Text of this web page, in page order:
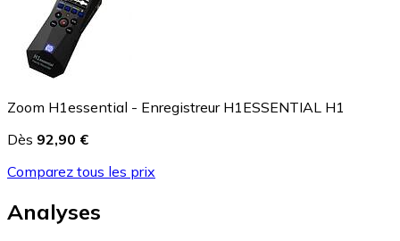
Zoom H1essential - Enregistreur H1ESSENTIAL H1
Dès 92,90 €
Comparez tous les prix
Analyses